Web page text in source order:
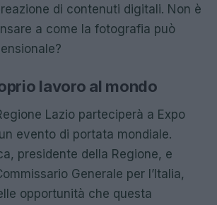
di contenuti digitali. Non è
a come la fotografia può
lavoro al mondo
Lazio parteciperà a Expo
evento di portata mondiale.
presidente della Regione, e
Generale per l’Italia,
opportunità che questa